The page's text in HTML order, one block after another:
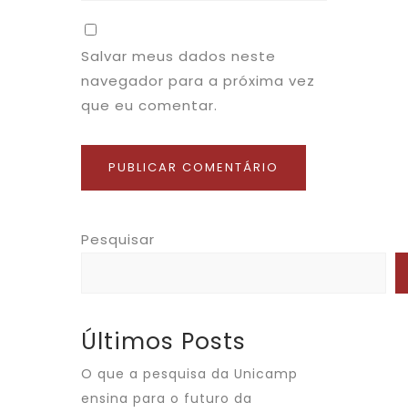
Salvar meus dados neste
navegador para a próxima vez
que eu comentar.
Pesquisar
Últimos Posts
O que a pesquisa da Unicamp
ensina para o futuro da